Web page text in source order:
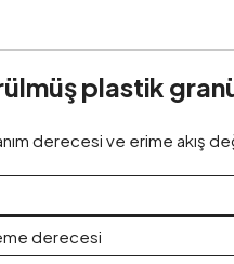
plastik
derecesi ve erime akış
derecesi